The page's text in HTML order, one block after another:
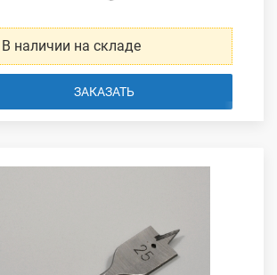
В наличии на складе
ЗАКАЗАТЬ